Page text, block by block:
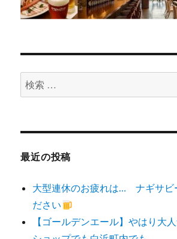
検
索
象:
最近の投稿
大型連休のお疲れは… ナギサビ
ださい
【ゴールデンエール】やはり大